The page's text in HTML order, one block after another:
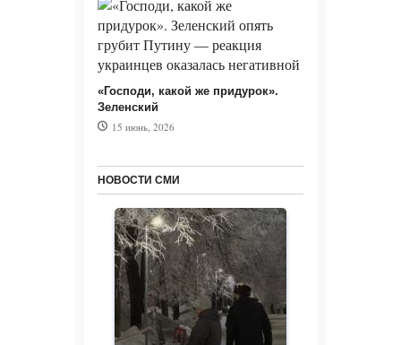
«Господи, какой же придурок».
Зеленский
15 июнь, 2026
НОВОСТИ СМИ